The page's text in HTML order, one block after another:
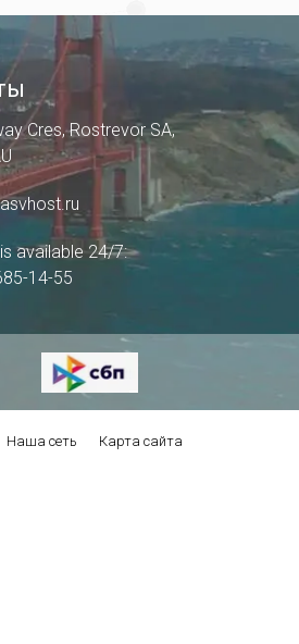
Cres, Rostrevor SA,
available 24/7:
14-55
Наша сеть Карта сайта